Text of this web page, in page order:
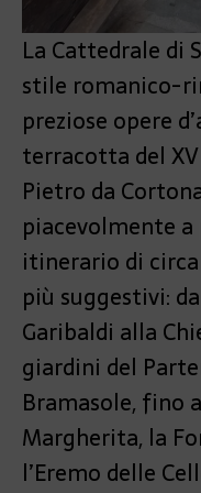
La Cattedrale di
stile romanico-
preziose opere
terracotta del
Pietro da
piacevolmente a
itinerario di
più suggestivi:
Garibaldi alla
giardini del
Bramasole, fino
Margherita, la
l’Eremo delle